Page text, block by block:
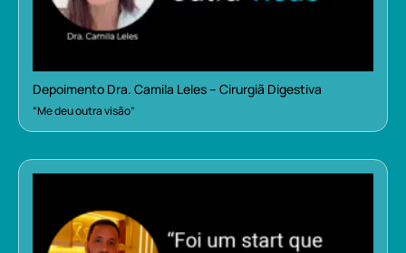
Depoimento Dra. Camila Leles – Cirurgiã Digestiva
“Me deu outra visão”